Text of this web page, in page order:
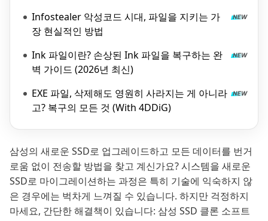
Infostealer 악성코드 시대, 파일을 지키는 가
장 현실적인 방법
Ink 파일이란? 손상된 Ink 파일을 복구하는 완
벽 가이드 (2026년 최신)
EXE 파일, 삭제해도 영원히 사라지는 게 아니라
고? 복구의 모든 것 (With 4DDiG)
삼성의 새로운 SSD로 업그레이드하고 모든 데이터를 번거
로움 없이 전송할 방법을 찾고 계신가요? 시스템을 새로운
SSD로 마이그레이션하는 과정은 특히 기술에 익숙하지 않
은 경우에는 벅차게 느껴질 수 있습니다. 하지만 걱정하지
마세요, 간단한 해결책이 있습니다: 삼성 SSD 클론 소프트